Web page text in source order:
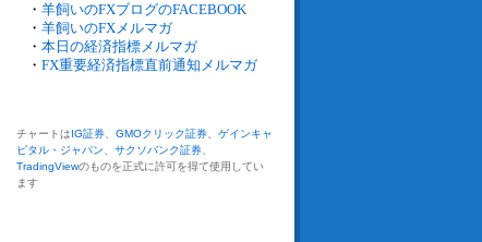
・ 羊飼いのFXブログのFACEBOOK
・ 羊飼いのFXメルマガ
・ 本日の経済指標メルマガ
・ FX重要経済指標直前通知メルマガ
チャートはIG証券 GMOクリック証券
ゲインキャ
ピタル・ジャパン
サクソバンク証券
TradingViewのものを正式に許可を得て使用してい
ます